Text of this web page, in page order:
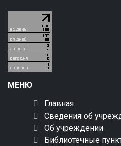
МЕНЮ
Главная
Сведения об
Об учреждении
Библиотечные